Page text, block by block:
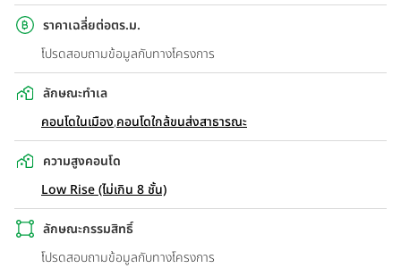
ราคาเฉลี่ยต่อตร.ม.
โปรดสอบถามข้อมูลกับทางโครงการ
ลักษณะทำเล
คอนโดในเมือง,คอนโดใกล้ขนส่งสาธารณะ
ความสูงคอนโด
Low Rise (ไม่เกิน 8 ชั้น)
ลักษณะกรรมสิทธิ์
โปรดสอบถามข้อมูลกับทางโครงการ